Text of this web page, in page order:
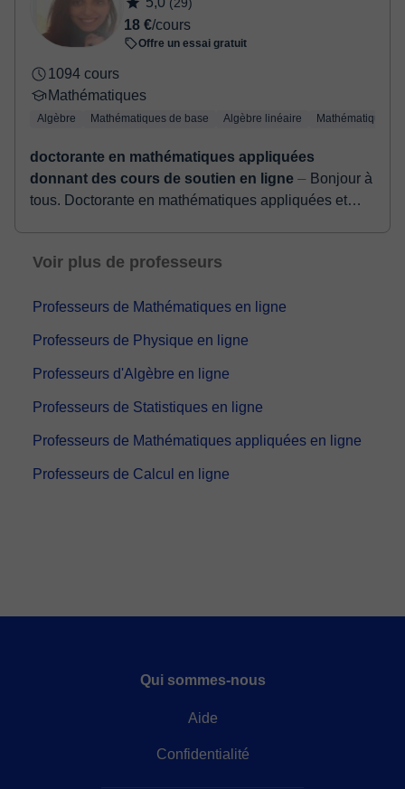
confirmer la réservation.
18 €/cours
Offre un essai gratuit
1094 cours
Mathématiques
Algèbre Mathématiques de base Algèbre linéaire Mathématiques
doctorante en mathématiques appliquées
donnant des cours de soutien en ligne ⏤ Bonjour à
tous. Doctorante en mathématiques appliquées et
Voir plus de professeurs
Professeurs de Mathématiques en ligne
Professeurs de Physique en ligne
Professeurs d'Algèbre en ligne
Professeurs de Statistiques en ligne
Professeurs de Mathématiques appliquées en ligne
Professeurs de Calcul en ligne
Qui sommes-nous
Aide
Confidentialité